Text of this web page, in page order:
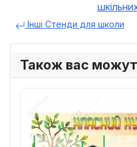
Інші Стенди для школи
Також вас